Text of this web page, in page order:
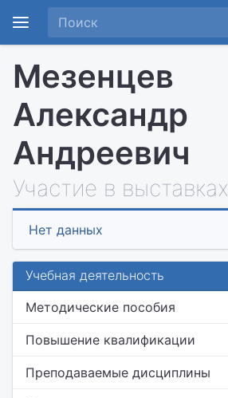
Мезенцев
Александр
Андреевич
Участие в выставках
Нет данных
Учебная деятельность
Методические пособия
Повышение квалификации
Преподаваемые дисциплины